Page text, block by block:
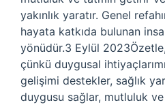
yakınlık yaratır. Genel
hayata katkıda bulunan
yönüdür.3 Eylül
çünkü duygusal
gelişimi destekler, sağlık
duygusu sağlar, mutluluk